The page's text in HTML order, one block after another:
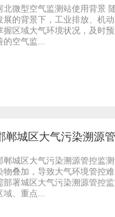
北微型空气监测站使用背景
展的背景下，工业排放、机
握区域大气环境状况，及时
的空气监...
郸城区大气污染溯源
郸城区大气污染溯源管控监
物叠加，导致大气环境管控
部署城区大气污染溯源管控
域、重点...